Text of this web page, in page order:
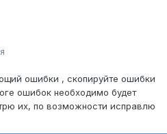
ошибки , скопируйте ошибки
ошибок необходимо будет
их, по возможности исправлю